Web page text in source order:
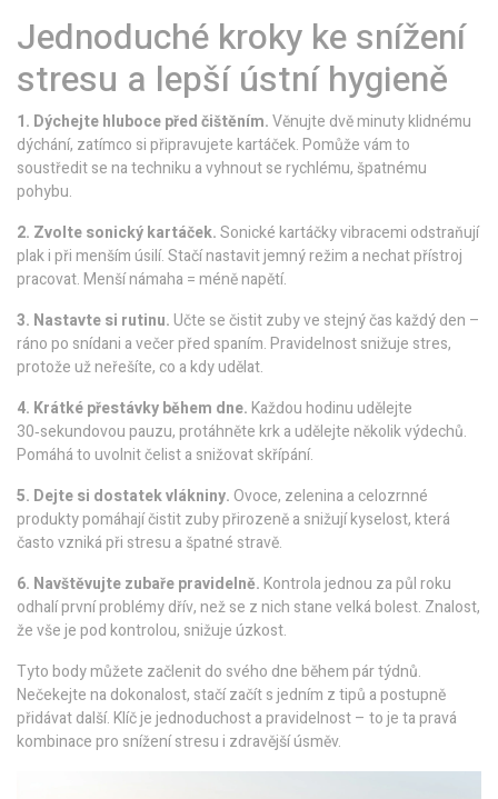
Jednoduché kroky ke snížení
stresu a lepší ústní hygieně
1. Dýchejte hluboce před čištěním.Věnujte dvě minuty klidnému
dýchání, zatímco si připravujete kartáček. Pomůže vám to
soustředit se na techniku a vyhnout se rychlému, špatnému
pohybu.
2. Zvolte sonický kartáček.Sonické kartáčky vibracemi odstraňují
plak i při menším úsilí. Stačí nastavit jemný režim a nechat přístroj
pracovat. Menší námaha = méně napětí.
3. Nastavte si rutinu.Učte se čistit zuby ve stejný čas každý den –
ráno po snídani a večer před spaním. Pravidelnost snižuje stres,
protože už neřešíte, co a kdy udělat.
4. Krátké přestávky během dne.Každou hodinu udělejte
30‑sekundovou pauzu, protáhněte krk a udělejte několik výdechů.
Pomáhá to uvolnit čelist a snižovat skřípání.
5. Dejte si dostatek vlákniny.Ovoce, zelenina a celozrnné
produkty pomáhají čistit zuby přirozeně a snižují kyselost, která
často vzniká při stresu a špatné stravě.
6. Navštěvujte zubaře pravidelně.Kontrola jednou za půl roku
odhalí první problémy dřív, než se z nich stane velká bolest. Znalost,
že vše je pod kontrolou, snižuje úzkost.
Tyto body můžete začlenit do svého dne během pár týdnů.
Nečekejte na dokonalost, stačí začít s jedním z tipů a postupně
přidávat další. Klíč je jednoduchost a pravidelnost – to je ta pravá
kombinace pro snížení stresu i zdravější úsměv.